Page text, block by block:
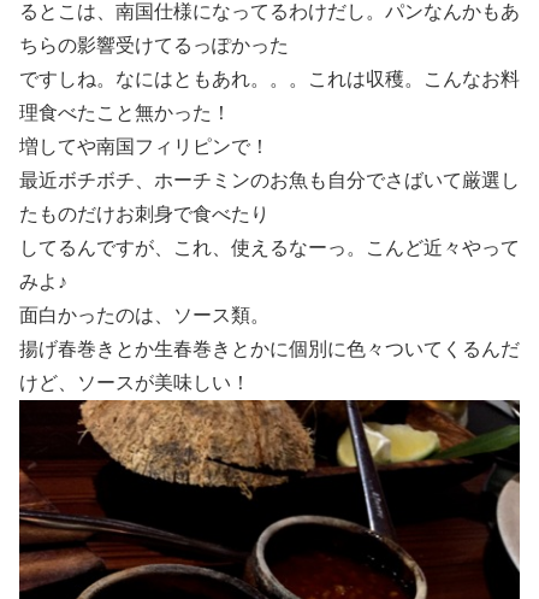
るとこは、南国仕様になってるわけだし。パンなんかもあ
ちらの影響受けてるっぽかった
ですしね。なにはともあれ。。。これは収穫。こんなお料
理食べたこと無かった！
増してや南国フィリピンで！
最近ボチボチ、ホーチミンのお魚も自分でさばいて厳選し
たものだけお刺身で食べたり
してるんですが、これ、使えるなーっ。こんど近々やって
みよ♪
面白かったのは、ソース類。
揚げ春巻きとか生春巻きとかに個別に色々ついてくるんだ
けど、ソースが美味しい！